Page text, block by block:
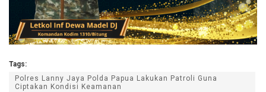
Tags:
Polres Lanny Jaya Polda Papua Lakukan Patroli Guna
Ciptakan Kondisi Keamanan